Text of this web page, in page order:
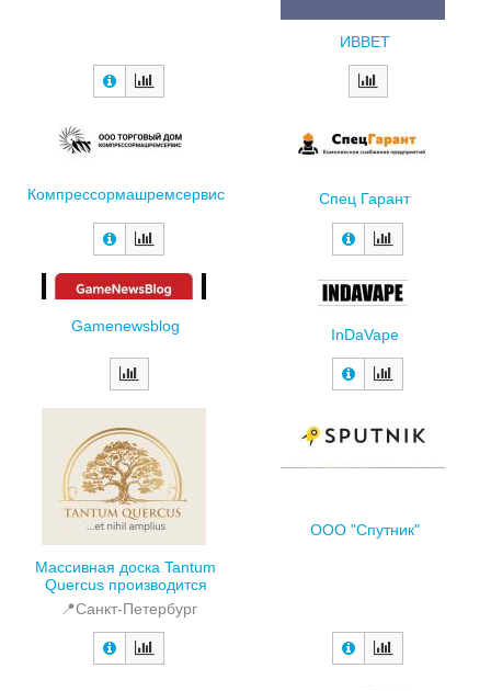
ИВВЕТ
Компрессормашремсервис Спец Гарант
Gamenewsblog InDaVape
Массивная доска Tantum
Quercus производится
📍Санкт-Петербург
ООО "Спутник"